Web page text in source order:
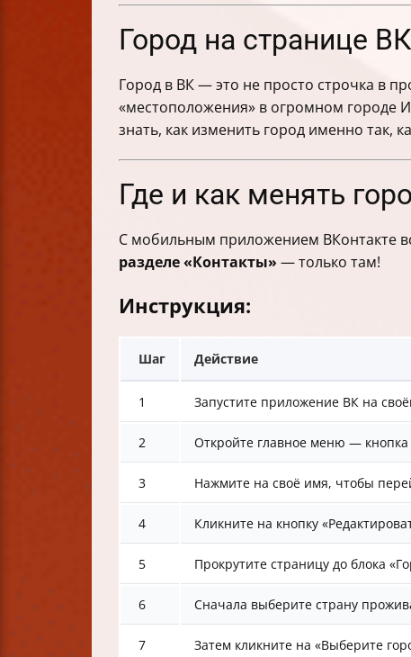
Город на странице
Город в ВК — это не просто строчка в
«местоположения» в огромном городе
знать, как изменить город именно так,
Где и как менять
С мобильным приложением ВКонтакте
разделе «Контакты» — только там!
Инструкция:
Шаг Действие
1 Запустите приложение ВК на
2 Откройте главное меню — кнопка
3 Нажмите на своё имя, чтобы
4 Кликните на кнопку
5 Прокрутите страницу до блока
6 Сначала выберите страну
7 Затем кликните на «Выберите